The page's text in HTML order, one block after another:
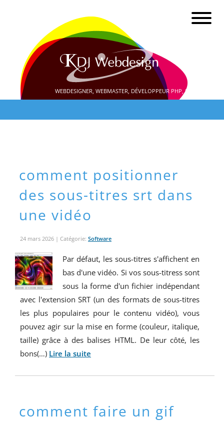
WEBDESIGNER, WEBMASTER, DÉVELOPPEUR PHP, SEO
comment positionner
des sous-titres srt dans
une vidéo
24 mars 2026 | Catégorie: Software
Par défaut, les sous-titres s'affichent en
bas d'une vidéo. Si vos sous-titress sont
sous la forme d'un fichier indépendant
avec l'extension SRT (un des formats de sous-titres
les plus populaires pour le contenu vidéo), vous
pouvez agir sur la mise en forme (couleur, italique,
taille) grâce à des balises HTML. De leur côté, les
bons(…) Lire la suite
comment faire un gif